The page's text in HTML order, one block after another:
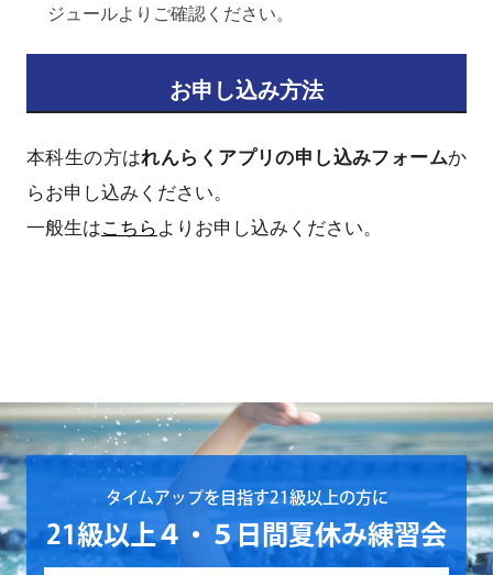
ジュールよりご確認ください。
お申し込み方法
本科生の方はれんらくアプリの申し込みフォームか
らお申し込みください。
一般生はこちら よりお申し込みください。
タイムアップを目指す21級以上の方に
21級以上４・５日間夏休み練習会